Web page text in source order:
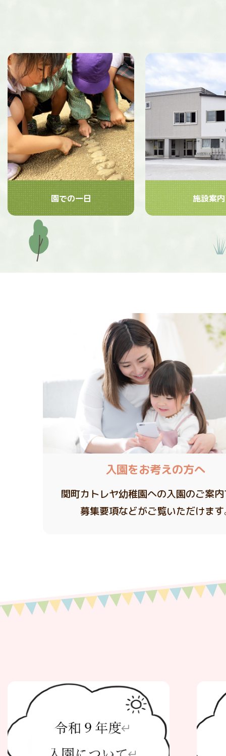
園での一日 施設案内
入園をお考えの方へ
関町カトレヤ幼稚園への入園のご案内
募集要項などがご覧いただけます